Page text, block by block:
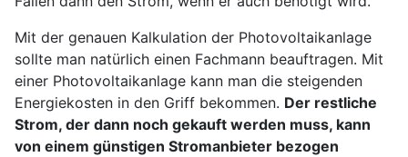
Mit der genauen Kalkulation der Photovoltaikanlage
sollte man natürlich einen Fachmann beauftragen. Mit
einer Photovoltaikanlage kann man die steigenden
Energiekosten in den Griff bekommen. Der restliche
Strom, der dann noch gekauft werden muss, kann
von einem günstigen Stromanbieter bezogen